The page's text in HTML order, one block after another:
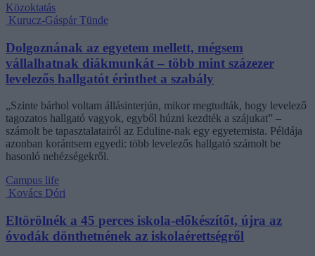
Közoktatás
Kurucz-Gáspár Tünde
Dolgoznának az egyetem mellett, mégsem
vállalhatnak diákmunkát – több mint százezer
levelezős hallgatót érinthet a szabály
„Szinte bárhol voltam állásinterjún, mikor megtudták, hogy levelező
tagozatos hallgató vagyok, egyből húzni kezdték a szájukat” –
számolt be tapasztalatairól az Eduline-nak egy egyetemista. Példája
azonban korántsem egyedi: több levelezős hallgató számolt be
hasonló nehézségekről.
Campus life
Kovács Dóri
Eltörölnék a 45 perces iskola-előkészítőt, újra az
óvodák dönthetnének az iskolaérettségről